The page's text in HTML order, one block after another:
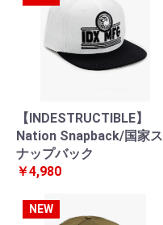
【INDESTRUCTIBLE】
Nation Snapback/国家ス
ナップバック
￥4,980
NEW